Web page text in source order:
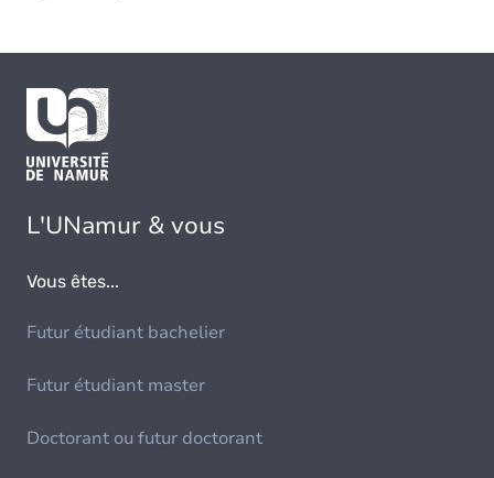
L'UNamur & vous
Vous êtes...
Futur étudiant bachelier
Futur étudiant master
Doctorant ou futur doctorant